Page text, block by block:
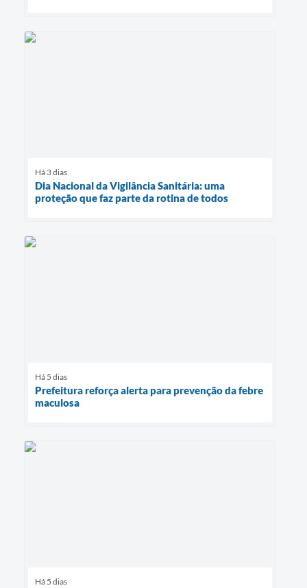
Há 3 dias
Dia Nacional da Vigilância Sanitária: uma
proteção que faz parte da rotina de todos
Há 5 dias
Prefeitura reforça alerta para prevenção da febre
maculosa
Há 5 dias